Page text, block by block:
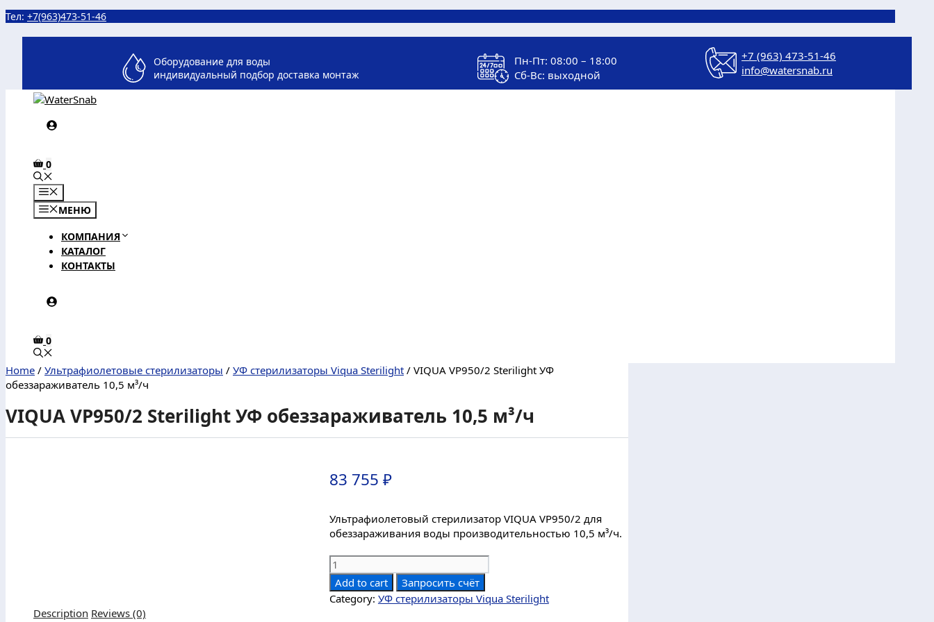
Перейти
Тел: +7(963)473-51-46
Оборудование для воды
индивидуальный подбор доставка монтаж
Пн-Пт: 08:00 – 18:00
Сб-Вс: выходной
+7 (963) 473-51-46
info@watersnab.ru
0
МЕНЮ
КОМПАНИЯ
КАТАЛОГ
КОНТАКТЫ
0
Home / Ультрафиолетовые стерилизаторы / УФ стерилизаторы Viqua Sterilight / VIQUA VP950/2 Sterilight УФ
обеззараживатель 10,5 м³/ч
VIQUA VP950/2 Sterilight УФ обеззараживатель 10,5 м³/ч
83 755 ₽
Ультрафиолетовый стерилизатор VIQUA VP950/2 для
обеззараживания воды производительностью 10,5 м³/ч.
VIQUA
VP950/2
Sterilight
УФ
Add to cart
Запросить счёт
Category: УФ стерилизаторы Viqua Sterilight
Description Reviews (0)